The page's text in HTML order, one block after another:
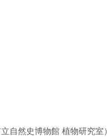
自然史博物館 植物研究室）